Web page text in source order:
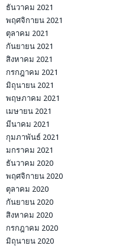
ธันวาคม 2021
พฤศจิกายน 2021
ตุลาคม 2021
กันยายน 2021
สิงหาคม 2021
กรกฎาคม 2021
มิถุนายน 2021
พฤษภาคม 2021
เมษายน 2021
มีนาคม 2021
กุมภาพันธ์ 2021
มกราคม 2021
ธันวาคม 2020
พฤศจิกายน 2020
ตุลาคม 2020
กันยายน 2020
สิงหาคม 2020
กรกฎาคม 2020
มิถุนายน 2020